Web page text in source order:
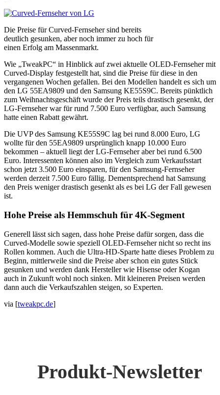
Die Preise für Curved-Fernseher sind bereits
deutlich gesunken, aber noch immer zu hoch für
einen Erfolg am Massenmarkt.
Wie „TweakPC“ in Hinblick auf zwei aktuelle OLED-Fernseher mit
Curved-Display festgestellt hat, sind die Preise für diese in den
vergangenen Wochen gefallen. Bei den Modellen handelt es sich um
den LG 55EA9809 und den Samsung KE55S9C. Bereits pünktlich
zum Weihnachtsgeschäft wurde der Preis teils drastisch gesenkt, der
LG-Fernseher war für rund 7.500 Euro verfügbar, auch Samsung
hatte einen Rabatt gewährt.
Die UVP des Samsung KE55S9C lag bei rund 8.000 Euro, LG
wollte für den 55EA9809 ursprünglich knapp 10.000 Euro
bekommen – aktuell liegt der LG-Fernseher aber bei rund 6.500
Euro. Interessenten können also im Vergleich zum Verkaufsstart
schon jetzt 3.500 Euro einsparen, für den Samsung-Fernseher
werden derzeit 7.500 Euro fällig. Dementsprechend hat Samsung
den Preis weniger drastisch gesenkt als es bei LG der Fall gewesen
ist.
Hohe Preise als Hemmschuh für 4K-Segment
Generell lässt sich sagen, dass hohe Preise dafür sorgen, dass die
Curved-Modelle sowie speziell OLED-Fernseher nicht so recht ins
Rollen kommen. Auch die Ultra-HD-Sparte hatte dieses Problem zu
Beginn, mittlerweile sind die Preise aber schon ein gutes Stück
gesunken und werden dank Hersteller wie Hisense oder Kogan
auch in Zukunft wohl noch sinken. Mit kleineren Preisen werden
dann auch die Verkaufszahlen steigen, so Experten.
via [tweakpc.de]
Produkt-Newsletter